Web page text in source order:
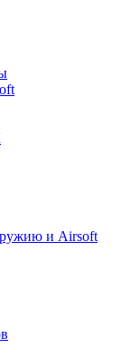
и Airsoft